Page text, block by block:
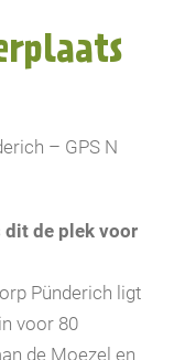
– GPS N
dit de plek voor
Pünderich ligt
voor 80
de Moezel en